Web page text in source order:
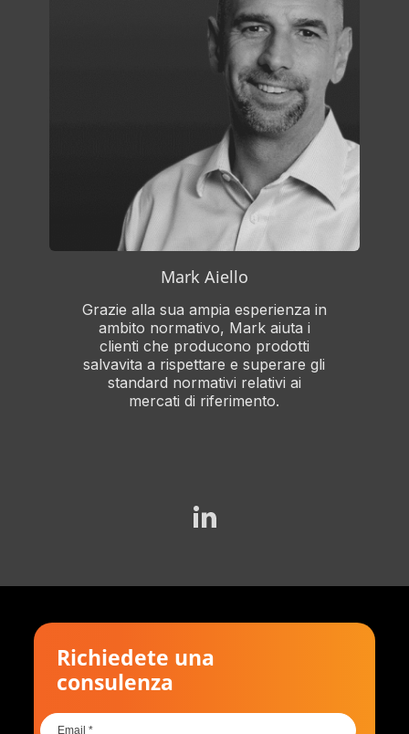
Mark Aiello
Grazie alla sua ampia esperienza in
ambito normativo, Mark aiuta i
clienti che producono prodotti
salvavita a rispettare e superare gli
standard normativi relativi ai
mercati di riferimento.
Richiedete una
consulenza